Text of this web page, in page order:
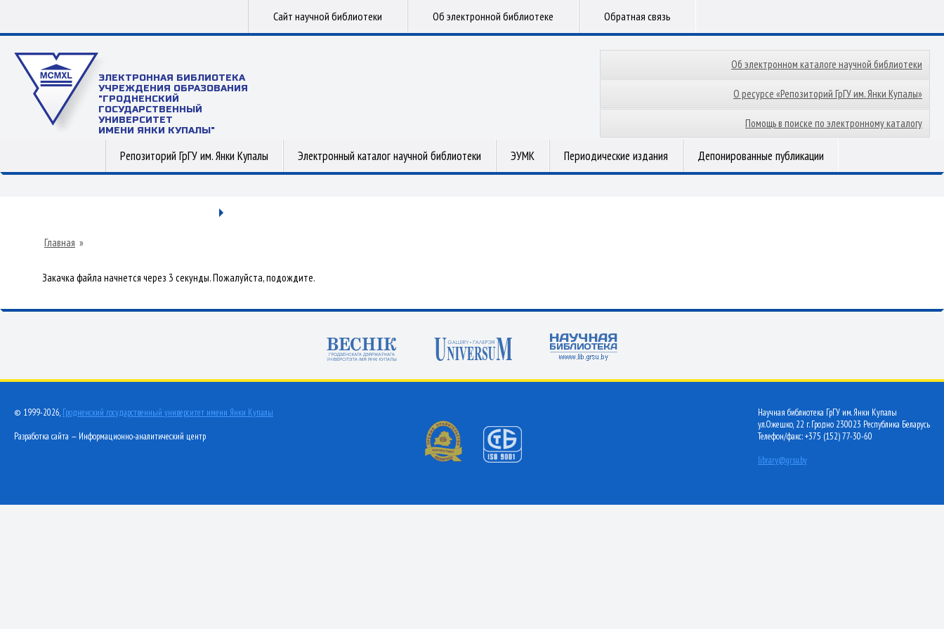
Сайт научной библиотеки Об электронной библиотеке Обратная связь
ЭЛЕКТРОННАЯ БИБЛИОТЕКА
УЧРЕЖДЕНИЯ ОБРАЗОВАНИЯ
"ГРОДНЕНСКИЙ
ГОСУДАРСТВЕННЫЙ
УНИВЕРСИТЕТ
ИМЕНИ ЯНКИ КУПАЛЫ"
Об электронном каталоге научной библиотеки
О ресурсе «Репозиторий ГрГУ им. Янки Купалы»
Помощь в поиске по электронному каталогу
Репозиторий ГрГУ им. Янки Купалы Электронный каталог научной библиотеки ЭУМК Периодические издания Депонированные публикации
Главная »
Закачка файла начнется через 3 секунды. Пожалуйста, подождите.
© 1999-2026, Гродненский государственный университет имени Янки Купалы
Разработка сайта — Информационно-аналитический центр
Научная библиотека ГрГУ им. Янки Купалы
ул.Ожешко, 22 г. Гродно 230023 Республика Беларусь
Телефон/факс: +375 (152) 77-30-60
library@grsu.by